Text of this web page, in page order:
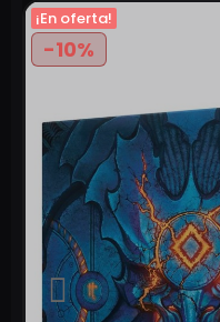
¡En oferta!
-10%